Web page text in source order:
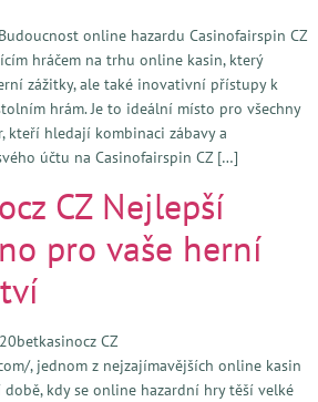
online hazardu Casinofairspin CZ
hráčem na trhu online kasin, který
zážitky, ale také inovativní přístupy k
hrám. Je to ideální místo pro všechny
kteří hledají kombinaci zábavy a
účtu na Casinofairspin CZ […]
CZ Nejlepší
pro vaše herní
CZ
, jednom z nejzajímavějších online kasin
době, kdy se online hazardní hry těší velké